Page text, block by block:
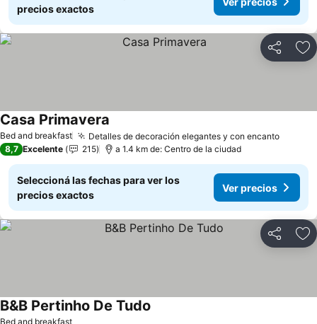
precios exactos
Compartir
Bed and breakfast Detalles de decoración elegantes y con encanto
Casa Primavera
8,7 Excelente 215 a 1.4 km de: Centro de la ciudad
Seleccioná las fechas para ver los
precios exactos
Ver precios
Compartir
Bed and breakfast
B&B Pertinho De Tudo